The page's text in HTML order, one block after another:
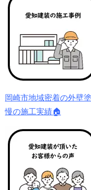
岡崎市地域密着の外壁
慢の施工実績🏠